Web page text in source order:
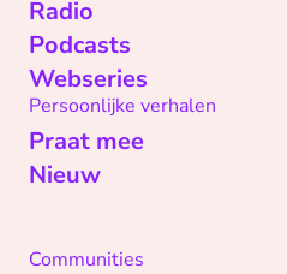
Radio
Podcasts
Webseries
Persoonlijke verhalen
Praat mee
Nieuw
Communities